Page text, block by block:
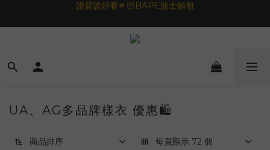
🦟蚊蟲都逃不過！可折疊伸縮電拍⚡️
一夜好眠🌙 無印良品 晚安噴霧💤
UA、AG多品牌樣衣 優惠🛍️
商品排序 每頁顯示 72 個